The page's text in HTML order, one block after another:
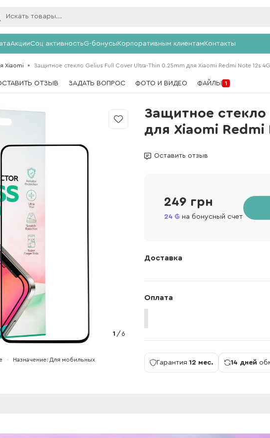
АкцииСоц активностьG-бонусыКорпоративным клиентамКонтакты
Xiaomi Защитное стекло Gelius Full Cover Ultra-Thin 0.25mm для Xiaomi Redmi Note 12s
ОТЗЫВ ЗАДАТЬ ВОПРОС ФОТО И ВИДЕО ФАЙЛЫ 1
Защитное стекло
для Xiaomi Redmi
Оставить отзыв
1 / 6
Назначение
Для мобильных
249 грн
24 на бонусный счет
Доставка
Оплата
Гарантия 12 мес. 14 дней